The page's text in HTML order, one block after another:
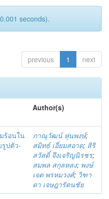
seconds).
previous 1 next
Author(s)
ร้อนใน
ปตัว-
ภาณุวัฒน์ หุ่นพงษ์;
สมิทธ์ เอี่ยมสอาด; สิริ
สวัสดิ์ จึงเจริญนิรชร;
สมพล สกุลหลง; พงษ์
เจต พรหมวงศ์; วิฑา
ดา เจษฎารัตนชัย